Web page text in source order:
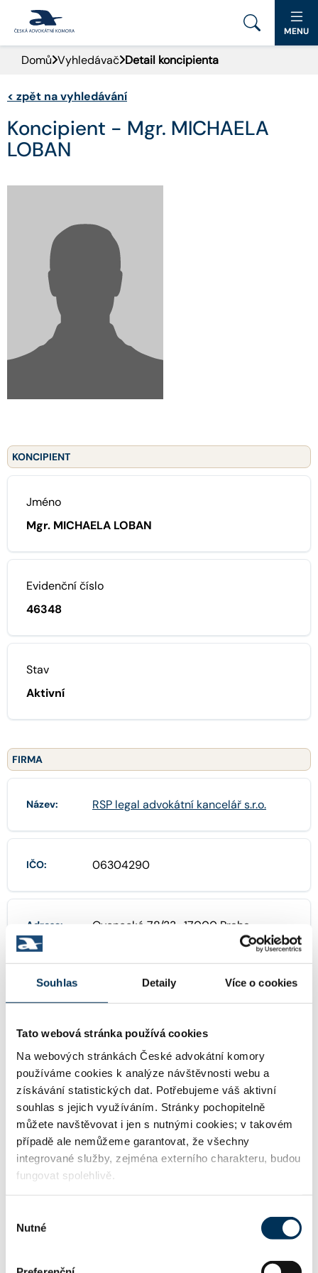
Souhlas Detaily Více o cookies
Tato webová stránka používá cookies
Na webových stránkách České advokátní komory
používáme cookies k analýze návštěvnosti webu a
získávání statistických dat. Potřebujeme váš aktivní
souhlas s jejich využíváním. Stránky pochopitelně
můžete navštěvovat i jen s nutnými cookies; v takovém
případě ale nemůžeme garantovat, že všechny
integrované služby, zejména externího charakteru, budou
fungovat spolehlivě.
souhlasu
Nutné
PORTÁL ČAK
DOMŮ
AKTUALITY
ADVOKÁTNÍ DENÍK
KONTAKT
MENU
Domů Vyhledávač Detail koncipienta
< zpět na vyhledávání
Koncipient - Mgr. MICHAELA
LOBAN
KONCIPIENT
Jméno
Mgr. MICHAELA LOBAN
Evidenční číslo
46348
Stav
Aktivní
FIRMA
Název: RSP legal advokátní kancelář s.r.o.
IČO: 06304290
Adresa: Ovenecká 78/33 , 17000 Praha
WWW: http://www.rsplegal.cz
Telefon: +420222987597
Další telefony: Mgr. Radil: +420 603 570 045
Informace o jazykových znalostech a odborném zaměření
stránkách ČAK pouze podle sdělení příslušného advokáta.